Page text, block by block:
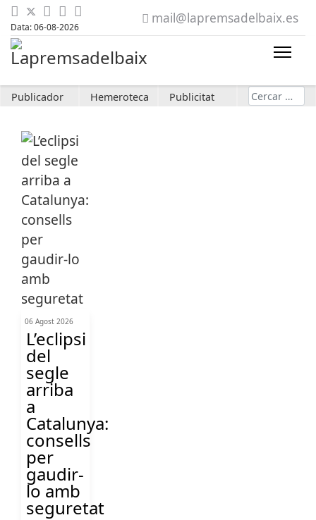
Data: 06-08-2026
mail@lapremsadelbaix.es
Publicador Hemeroteca Publicitat Cerca
06 Agost 2026
L’eclipsi
del
segle
arriba
a
Catalunya:
consells
per
gaudir-
lo amb
seguretat